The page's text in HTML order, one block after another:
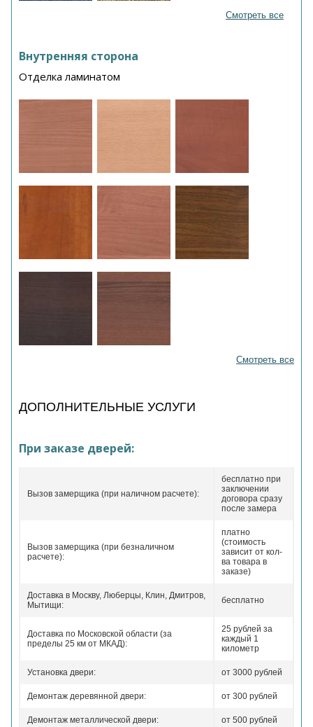
Смотреть все
Внутренняя сторона
Отделка ламинатом
Смотреть все
ДОПОЛНИТЕЛЬНЫЕ УСЛУГИ
При заказе дверей:
Вызов замерщика (при наличном расчете):
бесплатно при
заключении
договора сразу
после замера
Вызов замерщика (при безналичном
расчете):
платно
(стоимость
зависит от кол-
ва товара в
заказе)
Доставка в Москву, Люберцы, Клин, Дмитров,
Мытищи:
бесплатно
Доставка по Московской области (за
пределы 25 км от МКАД):
25 рублей за
каждый 1
километр
Установка двери: от 3000 рублей
Демонтаж деревянной двери: от 300 рублей
Демонтаж металлической двери: от 500 рублей